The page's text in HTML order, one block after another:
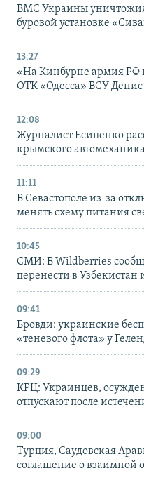
ВМС Украины
буровой установке
13:27
«На Кинбурне армия РФ
ОТК «Одесса» ВСУ
12:08
Журналист Есипенко
крымского
11:11
В Севастополе из-за
менять схему питания
10:45
СМИ: В Wildberries
перенести в Узбекистан
09:41
Бровди: украинские
«теневого флота» у
09:29
КРЦ: Украинцев,
отпускают после
09:00
Турция, Саудовская
соглашение о взаимной